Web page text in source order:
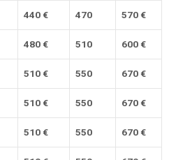
440 € 470 570 €
480 € 510 600 €
510 € 550 670 €
510 € 550 670 €
510 € 550 670 €